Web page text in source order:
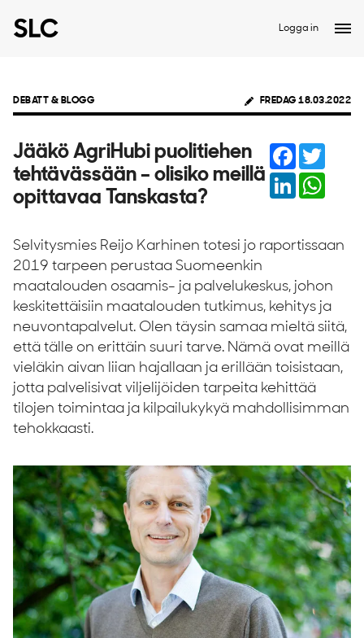
Logga in
DEBATT & BLOGG FREDAG 18.03.2022
Jääkö AgriHubi puolitiehen
tehtävässään – olisiko meillä
opittavaa Tanskasta?
Facebook
LinkedIn
Selvitysmies Reijo Karhinen totesi jo raportissaan
2019 tarpeen perustaa Suomeenkin
maatalouden osaamis- ja palvelukeskus, johon
keskitettäisiin maatalouden tutkimus, kehitys ja
neuvontapalvelut. Olen täysin samaa mieltä siitä,
että tälle on erittäin suuri tarve. Nämä ovat meillä
vieläkin aivan liian hajallaan ja erillään toisistaan,
jotta palvelisivat viljelijöiden tarpeita kehittää
tilojen toimintaa ja kilpailukykyä mahdollisimman
tehokkaasti.